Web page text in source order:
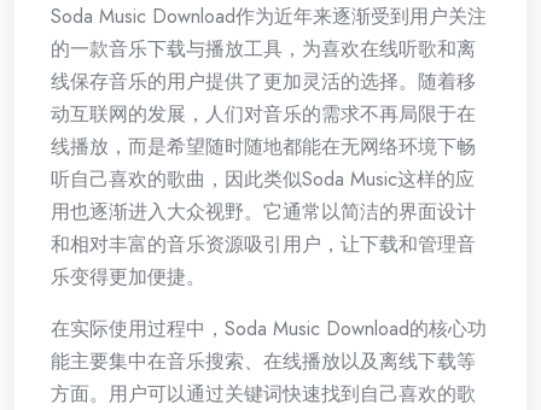
Soda Music Download作为近年来逐渐受到用户关注
的一款音乐下载与播放工具，为喜欢在线听歌和离
线保存音乐的用户提供了更加灵活的选择。随着移
动互联网的发展，人们对音乐的需求不再局限于在
线播放，而是希望随时随地都能在无网络环境下畅
听自己喜欢的歌曲，因此类似Soda Music这样的应
用也逐渐进入大众视野。它通常以简洁的界面设计
和相对丰富的音乐资源吸引用户，让下载和管理音
乐变得更加便捷。
在实际使用过程中，Soda Music Download的核心功
能主要集中在音乐搜索、在线播放以及离线下载等
方面。用户可以通过关键词快速找到自己喜欢的歌